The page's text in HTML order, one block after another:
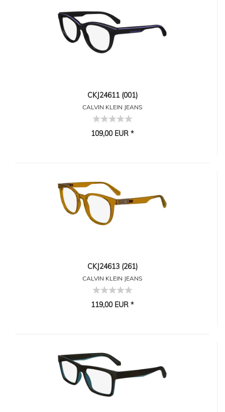
CKJ24611 (001)
CALVIN KLEIN JEANS
109,00 EUR *
CKJ24613 (261)
CALVIN KLEIN JEANS
119,00 EUR *